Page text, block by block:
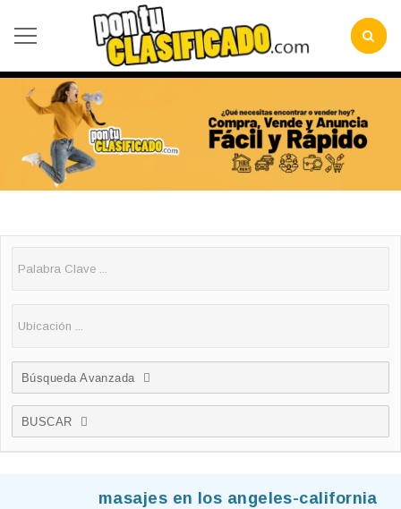
Búsqueda Avanzada
BUSCAR
masajes en los angeles-california